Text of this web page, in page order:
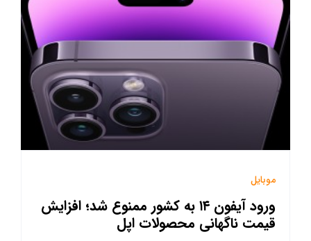
موبایل
ورود آیفون ۱۴ به کشور ممنوع شد؛ افزایش
قیمت ناگهانی محصولات اپل